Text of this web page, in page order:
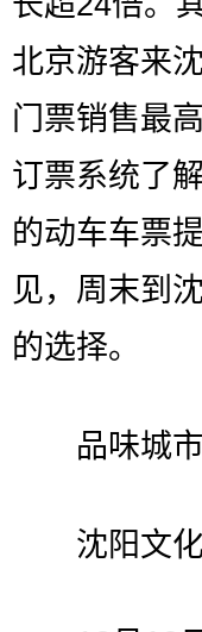
北京游客来
门票销售最
订票系统了
的动车车票
见，周末到
的选择。
品味城市
沈阳文化